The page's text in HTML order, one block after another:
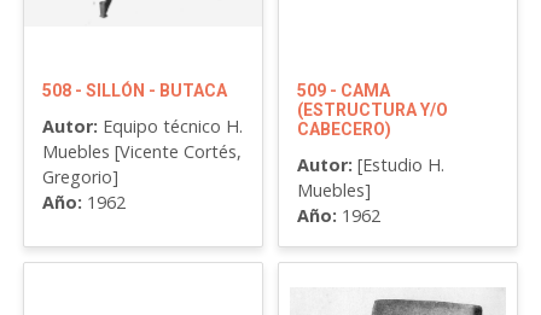
508 - SILLÓN - BUTACA
Autor: Equipo técnico H.
Muebles [Vicente Cortés,
Gregorio]
Año: 1962
509 - CAMA
(ESTRUCTURA Y/O
CABECERO)
Autor: [Estudio H.
Muebles]
Año: 1962